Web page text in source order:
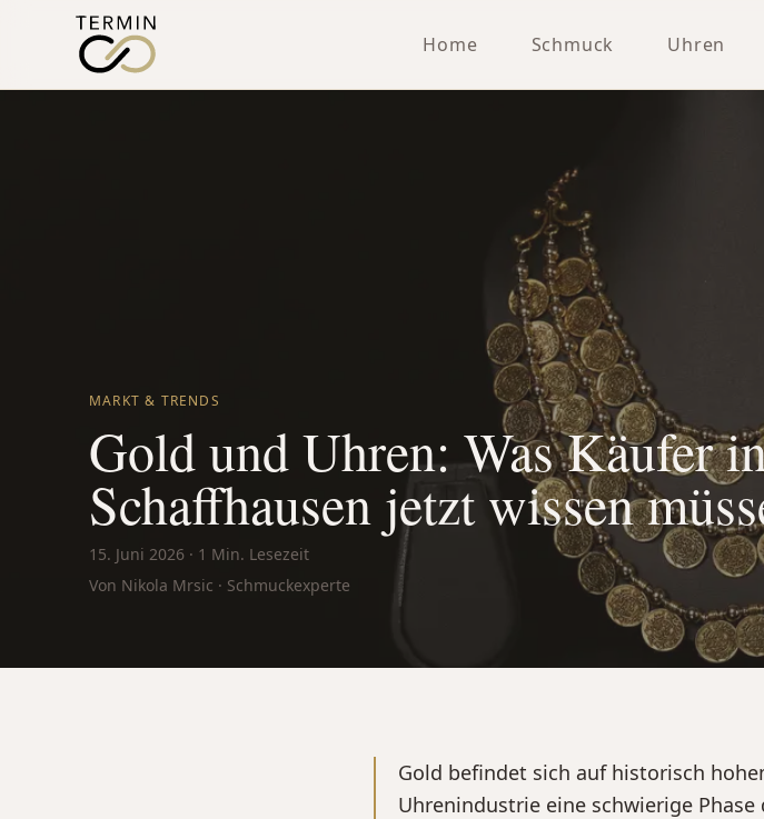
Home Schmuck Uhren
MARKT & TRENDS
Gold und Uhren: Was Käufer
Schaffhausen jetzt wissen
15. Juni 2026 · 1 Min. Lesezeit
Von Nikola Mrsic · Schmuckexperte
Gold befindet sich auf historisch
Uhrenindustrie eine schwierige